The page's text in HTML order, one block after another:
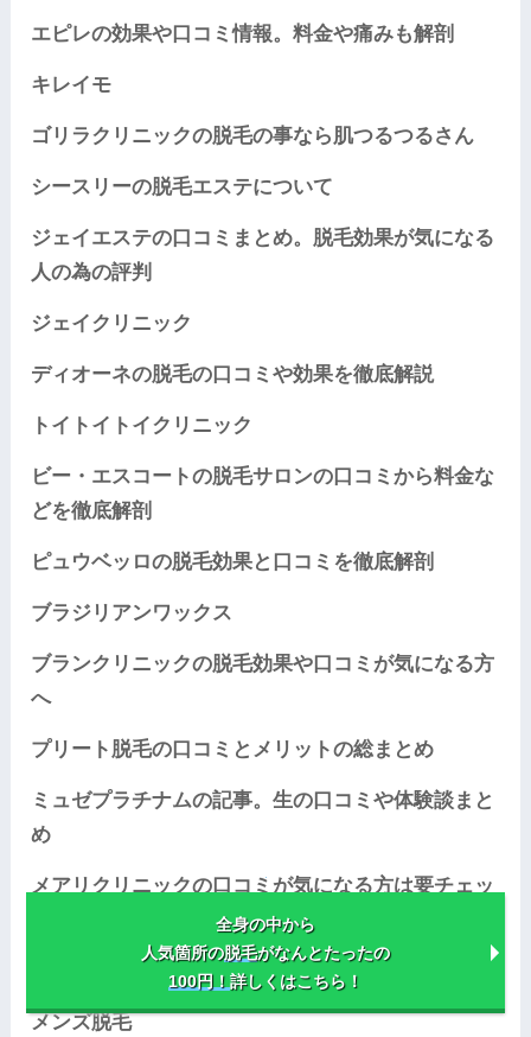
エピレの効果や口コミ情報。料金や痛みも解剖
キレイモ
ゴリラクリニックの脱毛の事なら肌つるつるさん
シースリーの脱毛エステについて
ジェイエステの口コミまとめ。脱毛効果が気になる
人の為の評判
ジェイクリニック
ディオーネの脱毛の口コミや効果を徹底解説
トイトイトイクリニック
ビー・エスコートの脱毛サロンの口コミから料金な
どを徹底解剖
ピュウベッロの脱毛効果と口コミを徹底解剖
ブラジリアンワックス
ブランクリニックの脱毛効果や口コミが気になる方
へ
プリート脱毛の口コミとメリットの総まとめ
ミュゼプラチナムの記事。生の口コミや体験談まと
め
メアリクリニックの口コミが気になる方は要チェッ
メンズキレイモ
メンズ脱毛
全身の中から
人気箇所の脱毛がなんとたったの
100円！ 詳しくはこちら！